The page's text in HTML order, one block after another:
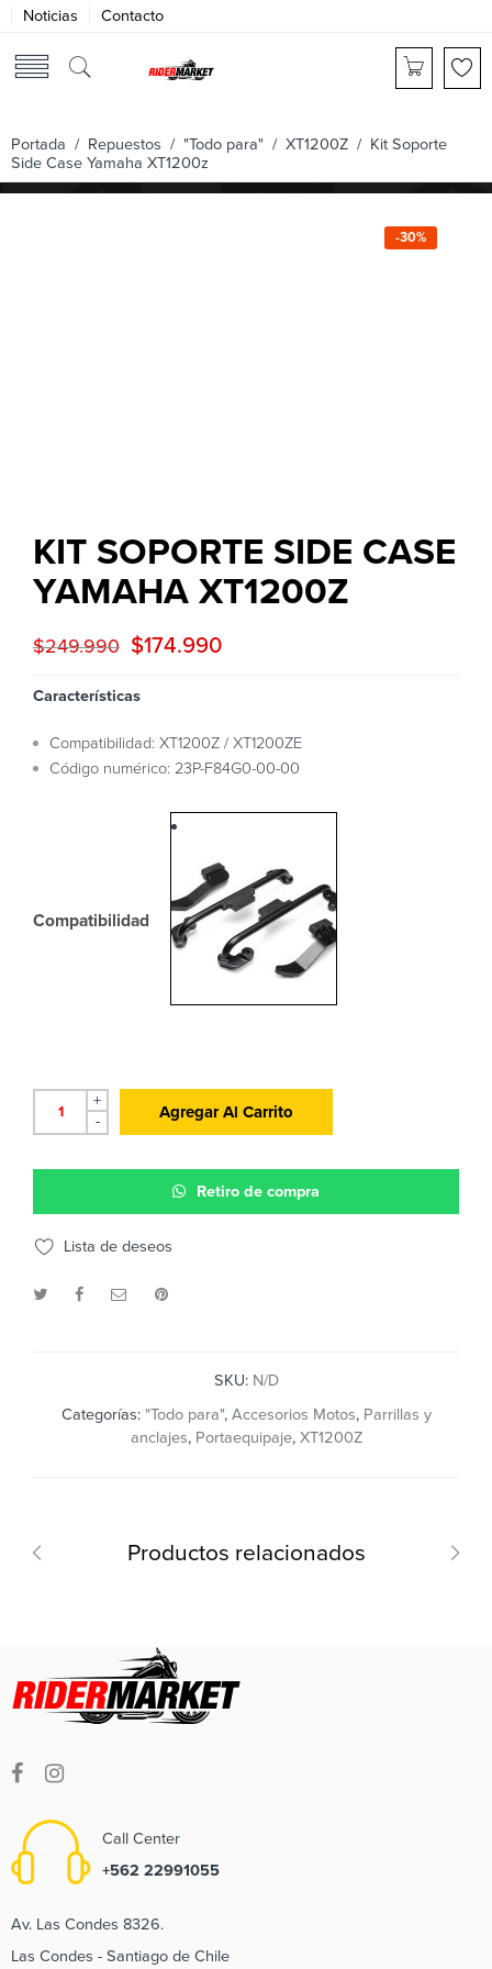
Noticias Contacto
Portada / Repuestos / "Todo para" / XT1200Z / Kit Soporte
Side Case Yamaha XT1200z
-30%
KIT SOPORTE SIDE CASE
YAMAHA XT1200Z
$249.990 $174.990
Características
Compatibilidad: XT1200Z / XT1200ZE
Código numérico: 23P-F84G0-00-00
Compatibilidad
+
-
Agregar Al Carrito
Retiro de compra
Lista de deseos
SKU: N/D
Categorías: "Todo para", Accesorios Motos, Parrillas y
anclajes, Portaequipaje, XT1200Z
Productos relacionados
Call Center
+562 22991055
Av. Las Condes 8326.
Las Condes - Santiago de Chile